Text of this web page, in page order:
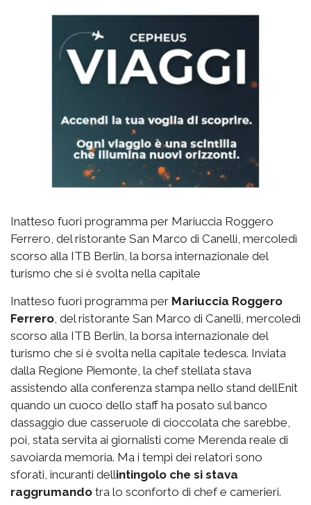
Inatteso fuori programma per Mariuccia Roggero
Ferrero, del ristorante San Marco di Canelli, mercoledì
scorso alla ITB Berlin, la borsa internazionale del
turismo che si è svolta nella capitale
Inatteso fuori programma per Mariuccia Roggero
Ferrero , del ristorante San Marco di Canelli, mercoledì
scorso alla ITB Berlin, la borsa internazionale del
turismo che si è svolta nella capitale tedesca. Inviata
dalla Regione Piemonte, la chef stellata stava
assistendo alla conferenza stampa nello stand dellEnit
quando un cuoco dello staff ha posato sul banco
dassaggio due casseruole di cioccolata che sarebbe,
poi, stata servita ai giornalisti come Merenda reale di
savoiarda memoria. Ma i tempi dei relatori sono
sforati, incuranti dellintingolo che si stava
raggrumando tra lo sconforto di chef e camerieri.